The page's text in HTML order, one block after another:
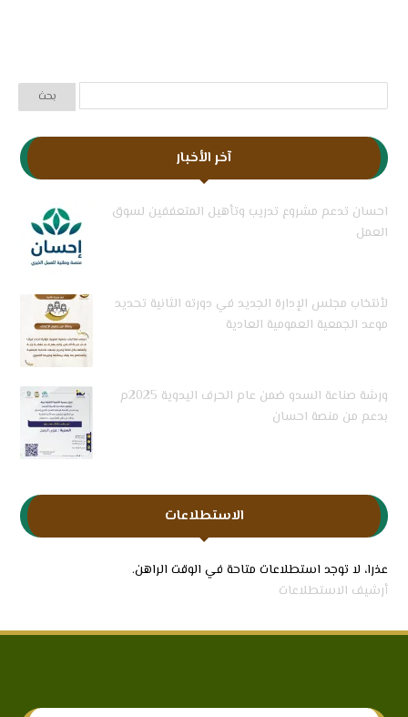
آخر الأخبار
احسان تدعم مشروع تدريب وتأهيل المتعففين لسوق
العمل
لأنتخاب مجلس الإدارة الجديد في دورته الثانية تحديد
موعد الجمعية العمومية العادية
ورشة صناعة السدو ضمن عام الحرف اليدوية 2025م
بدعم من منصة احسان
الاستطلاعات
عذرا، لا توجد استطلاعات متاحة في الوقت الراهن.
أرشيف الاستطلاعات